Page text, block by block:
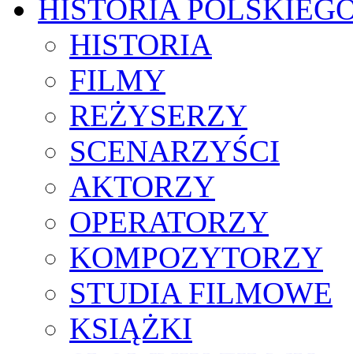
HISTORIA
HISTORIA
FILMY
REŻYSERZY
SCENARZYŚCI
AKTORZY
OPERATORZY
KOMPOZYTORZY
STUDIA FILMOWE
KSIĄŻKI